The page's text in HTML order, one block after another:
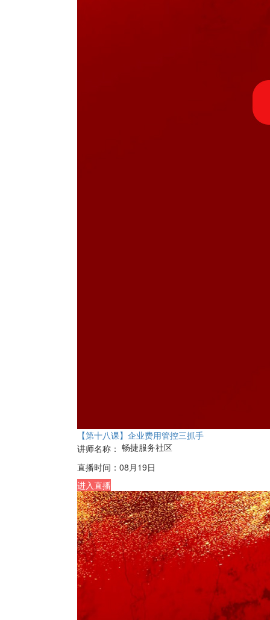
【第十八课】企业费用管控三抓手
讲师名称： 畅捷服务社区
直播时间： 08月19日
进入直播